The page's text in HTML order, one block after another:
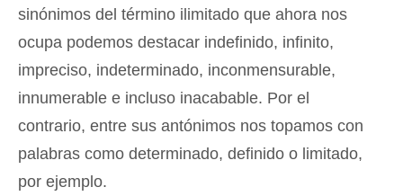
sinónimos del término ilimitado que ahora nos
ocupa podemos destacar indefinido, infinito,
impreciso, indeterminado, inconmensurable,
innumerable e incluso inacabable. Por el
contrario, entre sus antónimos nos topamos con
palabras como determinado, definido o limitado,
por ejemplo.